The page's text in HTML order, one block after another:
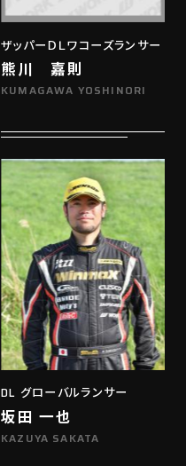
ザッパーＤＬワコーズランサー
熊川 嘉則
KUMAGAWA YOSHINORI
DL グローバルランサー
坂田 一也
KAZUYA SAKATA